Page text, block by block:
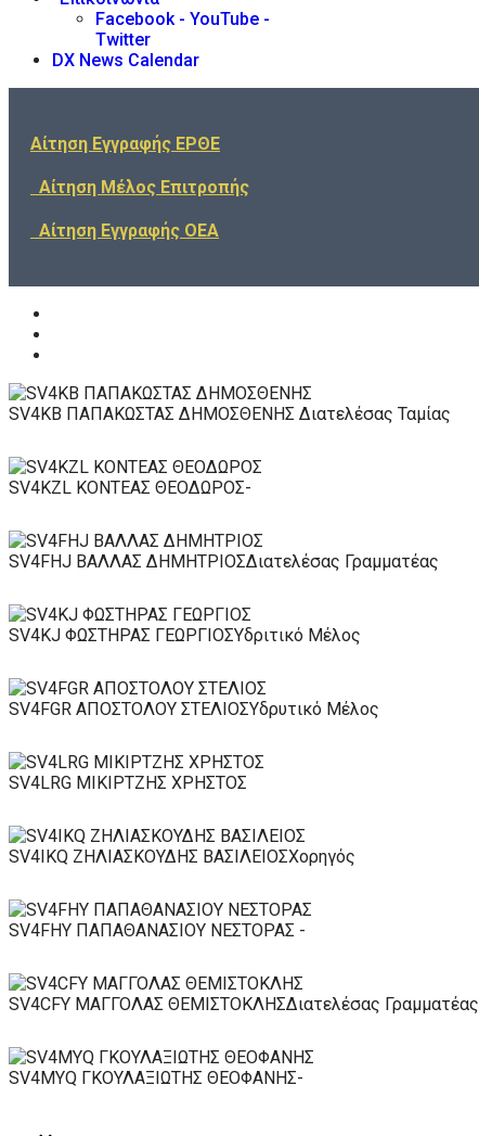
Facebook - YouTube -
Twitter
DX News Calendar
Αίτηση Εγγραφής ΕΡΘΕ
Αίτηση Μέλος Επιτροπής
Αίτηση Εγγραφής ΟΕΑ
SV4KB ΠΑΠΑΚΩΣΤΑΣ ΔΗΜΟΣΘΕΝΗΣ Διατελέσας Ταμίας
SV4KZL ΚΟΝΤΕΑΣ ΘΕΟΔΩΡΟΣ-
SV4FHJ ΒΑΛΛΑΣ ΔΗΜΗΤΡΙΟΣΔιατελέσας Γραμματέας
SV4KJ ΦΩΣΤΗΡΑΣ ΓΕΩΡΓΙΟΣΥδριτικό Μέλος
SV4FGR ΑΠΟΣΤΟΛΟΥ ΣΤΕΛΙΟΣΥδρυτικό Μέλος
SV4LRG ΜΙΚΙΡΤΖΗΣ ΧΡΗΣΤΟΣ
SV4IKQ ΖΗΛΙΑΣΚΟΥΔΗΣ ΒΑΣΙΛΕΙΟΣΧορηγός
SV4FHY ΠΑΠΑΘΑΝΑΣΙΟΥ ΝΕΣΤΟΡΑΣ -
SV4CFY ΜΑΓΓΟΛΑΣ ΘΕΜΙΣΤΟΚΛΗΣΔιατελέσας Γραμματέας
SV4MYQ ΓΚΟΥΛΑΞΙΩΤΗΣ ΘΕΟΦΑΝΗΣ-